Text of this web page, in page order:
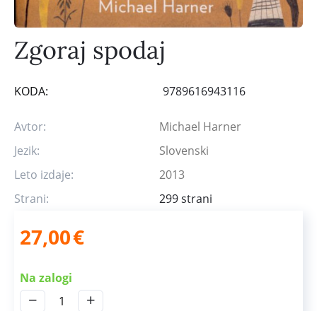
Zgoraj spodaj
KODA: 9789616943116
Avtor:
Michael Harner
Jezik:
Slovenski
Leto izdaje:
2013
Strani:
299 strani
27,00€
Na zalogi
+
−